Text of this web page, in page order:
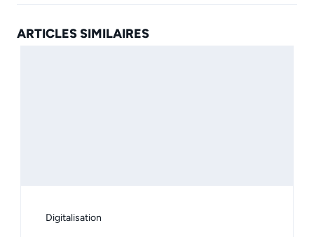
ARTICLES SIMILAIRES
Digitalisation